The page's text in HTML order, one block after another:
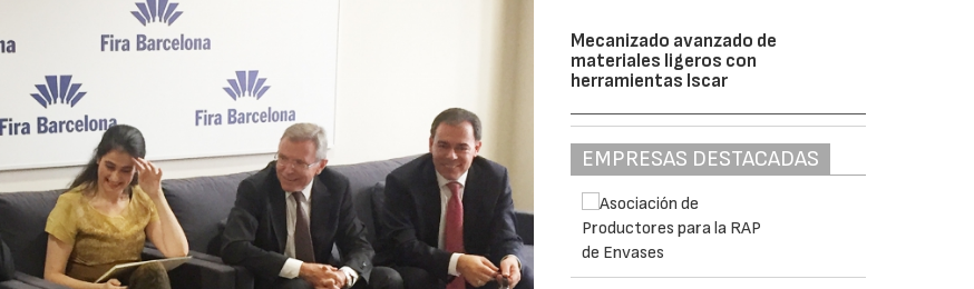
Mecanizado avanzado de
materiales ligeros con
herramientas Iscar
EMPRESAS DESTACADAS